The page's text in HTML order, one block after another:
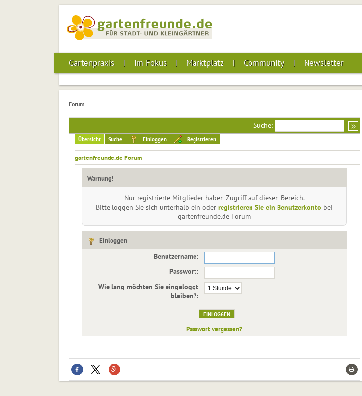
Gartenpraxis Im Fokus Marktplatz Community Newsletter
Forum
Suche:
Übersicht Suche Einloggen Registrieren
gartenfreunde.de Forum
Warnung!
Nur registrierte Mitglieder haben Zugriff auf diesen Bereich.
Bitte loggen Sie sich unterhalb ein oder registrieren Sie ein Benutzerkonto bei
gartenfreunde.de Forum
Einloggen
Benutzername:
Passwort:
Wie lang möchten Sie eingeloggt
bleiben?:
Passwort vergessen?